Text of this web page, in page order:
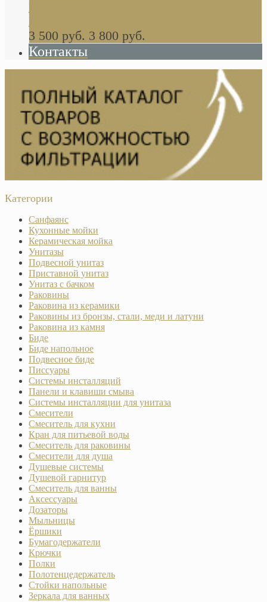
Khala Colombo аксессуары (серия) В
НАЛИЧИИ
3 500 руб. 3 800 руб.
Контакты
Категории
Санфаянс
Кухонные мойки
Керамическая мойка
Унитазы
Подвесной унитаз
Приставной унитаз
Унитаз с бачком
Раковины
Раковина из керамики
Раковины из бронзы, стали, меди и латуни
Раковина из камня
Биде
Биде напольное
Подвесное биде
Писсуары
Системы инсталляций
Панели и клавиши смыва
Системы инсталляции для унитаза
Смесители
Смеситель для кухни
Кран для питьевой воды
Смеситель для раковины
Смесители для душа
Душевые системы
Душевой гарнитур
Смеситель для ванны
Аксессуары
Дозаторы
Мыльницы
Ёршики
Бумагодержатели
Крючки
Полки
Полотенцедержатель
Стойки напольные
Зеркала для ванных